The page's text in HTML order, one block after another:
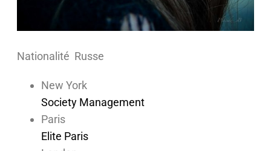
Nationalité Russe
New York
Society Management
Paris
Elite Paris